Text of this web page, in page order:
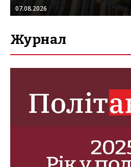
07.08.2026
Журнал